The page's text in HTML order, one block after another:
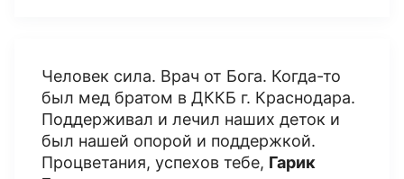
Человек сила. Врач от Бога. Когда-то
был мед братом в ДККБ г. Краснодара.
Поддерживал и лечил наших деток и
был нашей опорой и поддержкой.
Процветания, успехов тебе, Гарик